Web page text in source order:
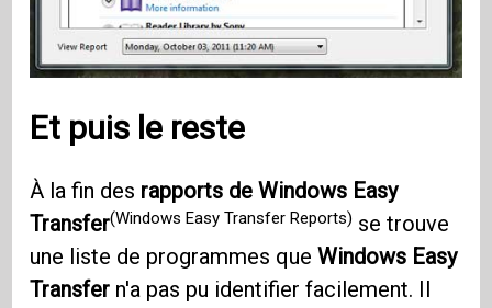
Et puis le reste
À la fin des rapports de Windows Easy
Transfer(Windows Easy Transfer Reports) se trouve
une liste de programmes queWindows Easy
Transfer n'a pas pu identifier facilement. Il